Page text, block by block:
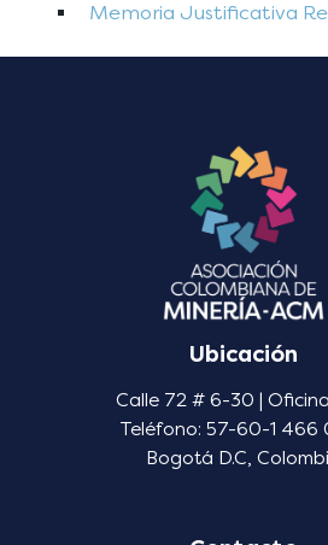
Memoria Justificativa
Ubicación
Calle 72 # 6-30 |
Teléfono: 57-60-1 466
Bogotá D.C,